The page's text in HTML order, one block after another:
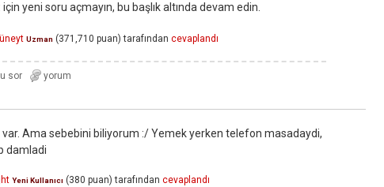
için yeni soru açmayın, bu başlık altında devam edin.
Uzman (371,710 puan) tarafından cevaplandı
var. Ama sebebini biliyorum :/ Yemek yerken telefon masadaydi,
damladi
Yeni Kullanıcı (380 puan) tarafından cevaplandı